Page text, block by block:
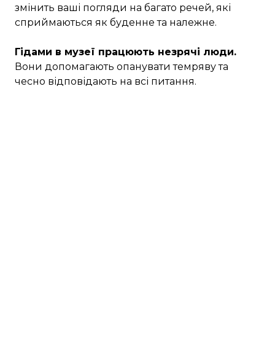
змінить ваші погляди на багато речей, які
сприймаються як буденне та належне.
Гідами в музеї працюють незрячі люди.
Вони допомагають опанувати темряву та
чесно відповідають на всі питання.